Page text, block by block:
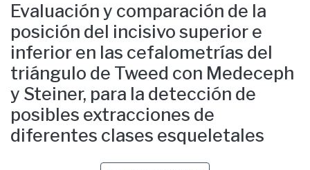
Statistics
Evaluación y comparación de la
posición del incisivo superior e
inferior en las cefalometrías del
triángulo de Tweed con Medeceph
y Steiner, para la detección de
posibles extracciones de
diferentes clases esqueletales